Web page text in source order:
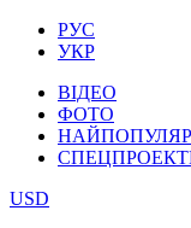
РУС
УКР
ВІДЕО
ФОТО
USD